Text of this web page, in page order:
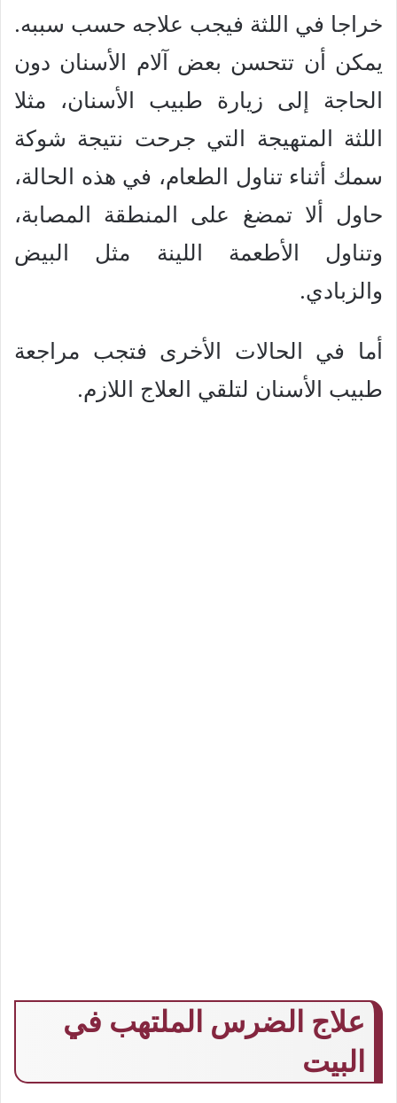
خراجا في اللثة فيجب علاجه حسب سببه.
يمكن أن تتحسن بعض آلام الأسنان دون
الحاجة إلى زيارة طبيب الأسنان، مثلا
اللثة المتهيجة التي جرحت نتيجة شوكة
سمك أثناء تناول الطعام، في هذه الحالة،
حاول ألا تمضغ على المنطقة المصابة،
وتناول الأطعمة اللينة مثل البيض
والزبادي.
أما في الحالات الأخرى فتجب مراجعة
طبيب الأسنان لتلقي العلاج اللازم.
علاج الضرس الملتهب في
البيت